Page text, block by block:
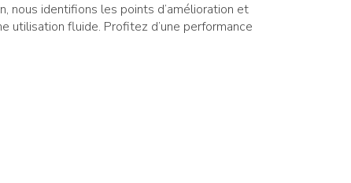
nous identifions les points d’amélioration et
utilisation fluide. Profitez d’une performance